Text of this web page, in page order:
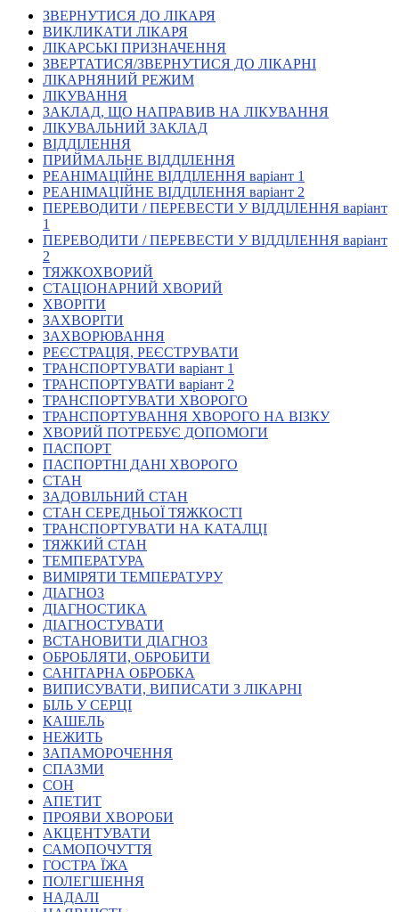
92 роки УТОГ
93 роки УТОГ
Історії та спогади ветеранів УТОГ
Кадрові зміни
Працевлаштування
Про глухих
Постаті в УТОГ
Все про УТОГ: ваші права, послуги та підтримка:
Важлива інформація
Благодійні справи
Історія глухих
Коронавірус
Брифінги
Офіційна інформація
Про УТОГ
Керівництво УТОГ
Громадські ради УТОГ ⩺
Всеукраїнська Рада голів обласних
організацій УТОГ
Всеукраїнська Рада ветеранів УТОГ
Всеукраїнська Рада перекладачів жестової
мови УТОГ
Всеукраїнська Рада директорів УТОГ
Молодіжні лідери УТОГ
Ветерани УТОГ
Мережа УТОГ
Підприємства УТОГ
Рекорди УТОГ
Видання УТОГ
Звіти
Посилання сторінок УТОГ
Контакти
Навчальні програми
Дошкільна освіта
Загальна освіта
Для абітурієнтів
Уроки
Українська жестова мова
Правознавство
Реєстр перекладачів жестової мови Українського
товариства глухих
Підготовка перекладачів
"Сервіс УТОГ"
Атестація
Безбар'єрність для глухих
ЗВЕРНУТИСЯ ДО ЛІКАРЯ
ВИКЛИКАТИ ЛІКАРЯ
ЛІКАРСЬКІ ПРИЗНАЧЕННЯ
ЗВЕРТАТИСЯ/ЗВЕРНУТИСЯ ДО ЛІКАРНІ
ЛІКАРНЯНИЙ РЕЖИМ
ЛІКУВАННЯ
ЗАКЛАД, ЩО НАПРАВИВ НА ЛІКУВАННЯ
ЛІКУВАЛЬНИЙ ЗАКЛАД
ВІДДІЛЕННЯ
ПРИЙМАЛЬНЕ ВІДДІЛЕННЯ
РЕАНІМАЦІЙНЕ ВІДДІЛЕННЯ варіант 1
РЕАНІМАЦІЙНЕ ВІДДІЛЕННЯ варіант 2
ПЕРЕВОДИТИ / ПЕРЕВЕСТИ У ВІДДІЛЕННЯ варіант
1
ПЕРЕВОДИТИ / ПЕРЕВЕСТИ У ВІДДІЛЕННЯ варіант
2
ТЯЖКОХВОРИЙ
СТАЦІОНАРНИЙ ХВОРИЙ
ХВОРІТИ
ЗАХВОРІТИ
ЗАХВОРЮВАННЯ
РЕЄСТРАЦІЯ, РЕЄСТРУВАТИ
ТРАНСПОРТУВАТИ варіант 1
ТРАНСПОРТУВАТИ варіант 2
ТРАНСПОРТУВАТИ ХВОРОГО
ТРАНСПОРТУВАННЯ ХВОРОГО НА ВІЗКУ
ХВОРИЙ ПОТРЕБУЄ ДОПОМОГИ
ПАСПОРТ
ПАСПОРТНІ ДАНІ ХВОРОГО
СТАН
ЗАДОВІЛЬНИЙ СТАН
СТАН СЕРЕДНЬОЇ ТЯЖКОСТІ
ТРАНСПОРТУВАТИ НА КАТАЛЦІ
ТЯЖКИЙ СТАН
ТЕМПЕРАТУРА
ВИМІРЯТИ ТЕМПЕРАТУРУ
ДІАГНОЗ
ДІАГНОСТИКА
ДІАГНОСТУВАТИ
ВСТАНОВИТИ ДІАГНОЗ
ОБРОБЛЯТИ, ОБРОБИТИ
САНІТАРНА ОБРОБКА
ВИПИСУВАТИ, ВИПИСАТИ З ЛІКАРНІ
БІЛЬ У СЕРЦІ
КАШЕЛЬ
НЕЖИТЬ
ЗАПАМОРОЧЕННЯ
СПАЗМИ
СОН
АПЕТИТ
ПРОЯВИ ХВОРОБИ
АКЦЕНТУВАТИ
САМОПОЧУТТЯ
ГОСТРА ЇЖА
ПОЛЕГШЕННЯ
НАДАЛІ